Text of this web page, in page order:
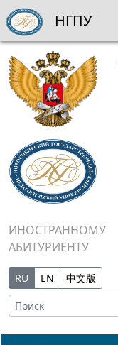
ИНОСТРАННОМУ
АБИТУРИЕНТУ
RU EN 中文版
НГПУ